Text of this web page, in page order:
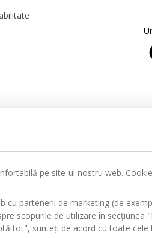
pe site-ul nostru web.
cu partenerii de marketing (de
scopurile de utilizare în secțiunea
tot", sunteți de acord cu toate cele